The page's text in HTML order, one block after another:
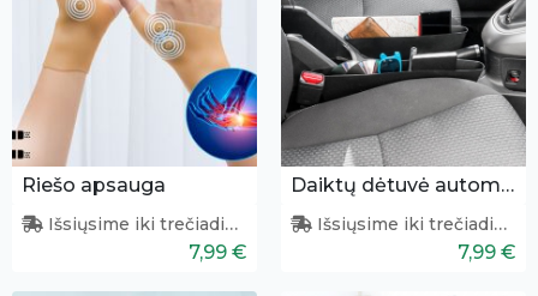
Riešo apsauga
Išsiųsime iki trečiadienio
7,99 €
Daiktų dėtuvė automobilio salonui (2 vnt.)
Išsiųsime iki trečiadienio
7,99 €